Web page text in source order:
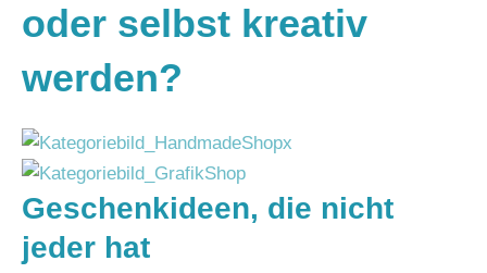
oder selbst kreativ
werden?
Geschenkideen, die nicht
jeder hat